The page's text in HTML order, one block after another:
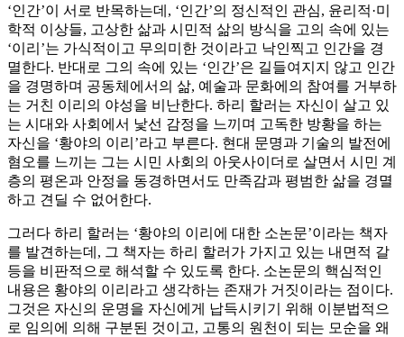
‘인간’이 서로 반목하는데, ‘인간’의 정신적인 관심, 윤리적·미
학적 이상들, 고상한 삶과 시민적 삶의 방식을 고의 속에 있는
‘이리’는 가식적이고 무의미한 것이라고 낙인찍고 인간을 경
멸한다. 반대로 그의 속에 있는 ‘인간’은 길들여지지 않고 인간
을 경명하며 공동체에서의 삶, 예술과 문화에의 참여를 거부하
는 거친 이리의 야성을 비난한다. 하리 할러는 자신이 살고 있
는 시대와 사회에서 낯선 감정을 느끼며 고독한 방황을 하는
자신을 ‘황야의 이리’라고 부른다. 현대 문명과 기술의 발전에
혐오를 느끼는 그는 시민 사회의 아웃사이더로 살면서 시민 계
층의 평온과 안정을 동경하면서도 만족감과 평범한 삶을 경멸
하고 견딜 수 없어한다.
그러다 하리 할러는 ‘황야의 이리에 대한 소논문’이라는 책자
를 발견하는데, 그 책자는 하리 할러가 가지고 있는 내면적 갈
등을 비판적으로 해석할 수 있도록 한다. 소논문의 핵심적인
내용은 황야의 이리라고 생각하는 존재가 거짓이라는 점이다.
그것은 자신의 운명을 자신에게 납득시키기 위해 이분법적으
로 임의에 의해 구분된 것이고, 고통의 원천이 되는 모순을 왜